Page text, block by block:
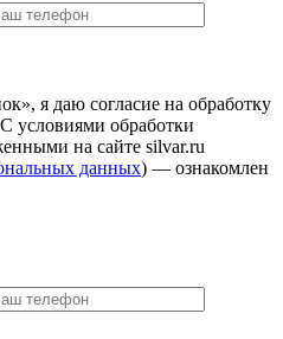
я даю согласие на обработку
условиями обработки
на сайте silvar.ru
данных) — ознакомлен